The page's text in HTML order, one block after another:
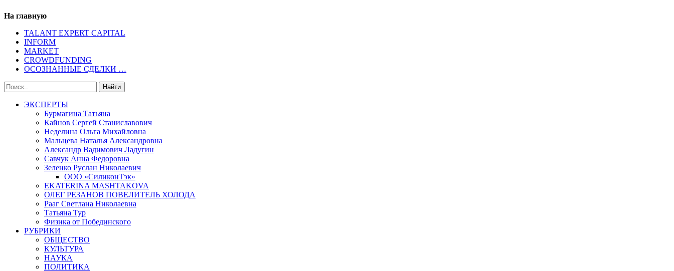
На главную
TALANT EXPERT CAPITAL
INFORM
MARKET
CROWDFUNDING
ОСОЗНАННЫЕ СДЕЛКИ …
ЭКСПЕРТЫ
Бурмагина Татьяна
Кайнов Сергей Станиславович
Неделина Ольга Михайловна
Мальцева Наталья Александровна
Александр Вадимович Ладугин
Савчук Анна Федоровна
Зеленко Руслан Николаевич
ООО «СиликонТэк»
EKATERINA MASHTAKOVA
ОЛЕГ РЕЗАНОВ ПОВЕЛИТЕЛЬ ХОЛОДА
Рааг Светлана Николаевна
Татьяна Тур
Физика от Побединского
РУБРИКИ
ОБЩЕСТВО
КУЛЬТУРА
НАУКА
ПОЛИТИКА